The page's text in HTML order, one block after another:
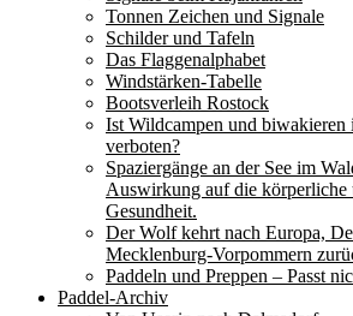
Tonnen Zeichen und Signale
Schilder und Tafeln
Das Flaggenalphabet
Windstärken-Tabelle
Bootsverleih Rostock
Ist Wildcampen und biwakieren
verboten?
Spaziergänge an der See im
Auswirkung auf die körperliche
Gesundheit.
Der Wolf kehrt nach Europa,
Mecklenburg-Vorpommern
Paddeln und Preppen – Passt
Paddel-Archiv